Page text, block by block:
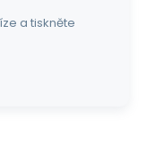
a tiskněte